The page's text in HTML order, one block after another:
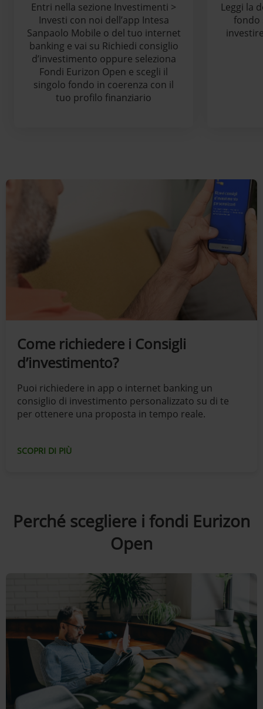
Entri nella sezione Investimenti >
Investi con noi dell’app Intesa
Sanpaolo Mobile o del tuo internet
banking e vai su Richiedi consiglio
d’investimento oppure seleziona
Fondi Eurizon Open e scegli il
singolo fondo in coerenza con il
tuo profilo finanziario
Leggi la
fondo scelto
Come richiedere i Consigli
d’investimento?
Puoi richiedere in app o internet banking un
consiglio di investimento personalizzato su di te
per ottenere una proposta in tempo reale.
SCOPRI DI PIÙ
Perché scegliere i fondi Eurizon
Open